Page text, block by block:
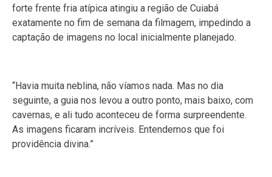
forte frente fria atípica atingiu a região de Cuiabá
exatamente no fim de semana da filmagem, impedindo a
captação de imagens no local inicialmente planejado.
“Havia muita neblina, não víamos nada. Mas no dia
seguinte, a guia nos levou a outro ponto, mais baixo, com
cavernas, e ali tudo aconteceu de forma surpreendente.
As imagens ficaram incríveis. Entendemos que foi
providência divina.”